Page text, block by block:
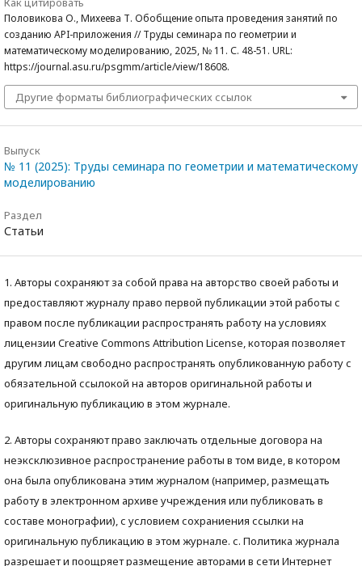
Половикова О., Михеева Т. Обобщение опыта проведения занятий по
созданию API-приложения // Труды семинара по геометрии и
математическому моделированию, 2025, № 11. С. 48-51. URL:
https://journal.asu.ru/psgmm/article/view/18608.
Другие форматы библиографических ссылок
Выпуск
№ 11 (2025): Труды семинара по геометрии и математическому
моделированию
Раздел
Статьи
1. Авторы сохраняют за собой права на авторство своей работы и
предоставляют журналу право первой публикации этой работы с
правом после публикации распространять работу на условиях
лицензии Creative Commons Attribution License, которая позволяет
другим лицам свободно распространять опубликованную работу с
обязательной ссылокой на авторов оригинальной работы и
оригинальную публикацию в этом журнале.
2. Авторы сохраняют право заключать отдельные договора на
неэксклюзивное распространение работы в том виде, в котором
она была опубликована этим журналом (например, размещать
работу в электронном архиве учреждения или публиковать в
составе монографии), с условием сохраниения ссылки на
оригинальную публикацию в этом журнале. с. Политика журнала
разрешает и поощряет размещение авторами в сети Интернет